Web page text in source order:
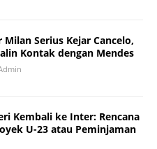
Milan Serius Kejar Cancelo,
Kontak dengan Mendes
Kembali ke Inter: Rencana
U-23 atau Peminjaman